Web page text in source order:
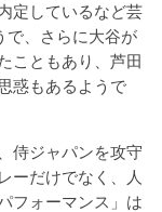
定しているなど芸
で、さらに大谷が
こともあり、芦田
惑もあるようで
侍ジャパンを攻守
ーだけでなく、人
フォーマンス」は